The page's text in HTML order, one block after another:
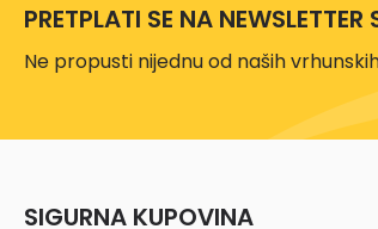
PRETPLATI SE NA NEWSLETTER
Ne propusti nijednu od naših
SIGURNA KUPOVINA